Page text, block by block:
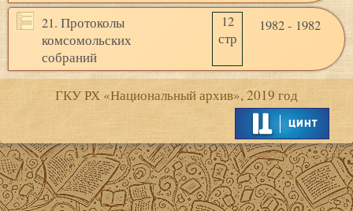
21. Протоколы
комсомольских
собраний
12
стр
1982 - 1982
ГКУ РХ «Национальный архив», 2019 год